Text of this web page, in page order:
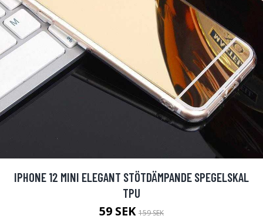
IPHONE 12 MINI ELEGANT STÖTDÄMPANDE SPEGELSKAL
TPU
59 SEK 159 SEK